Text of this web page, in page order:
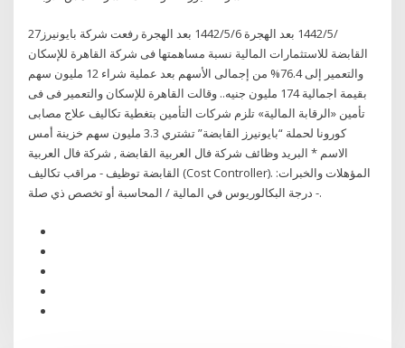
27‏‏/5‏‏/1442 بعد الهجرة 6‏‏/5‏‏/1442 بعد الهجرة رفعت شركة بايونيرز
القابضة للاستثمارات المالية نسبة مساهمتها فى شركة القاهرة للإسكان
والتعمير إلى 76.4% من إجمالى الأسهم بعد عملية شراء 12 مليون سهم
بقيمة اجمالية 174 مليون جنيه.. وقالت القاهرة للإسكان والتعمير فى فى
تأمين «الرقابة المالية» تلزم شركات التأمين بتغطية تكاليف علاج مصابى
كورونا لحملة “بايونيرز القابضة” تشتري 3.3 مليون سهم خزينة أمس
الاسم * البريد وظائف شركة فال العربية القابضة , شركة فال العربية
القابضة توظيف - مراقب تكاليف (Cost Controller). المؤهلات والخبرات:
- درجة البكالوريوس في المالية / المحاسبة أو تخصص ذي صلة.